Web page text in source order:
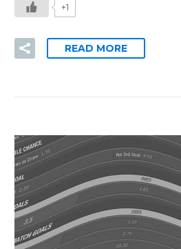
+1
READ MORE